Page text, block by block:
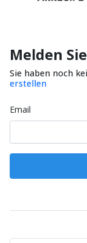
Melden
Sie haben noch
erstellen
Email